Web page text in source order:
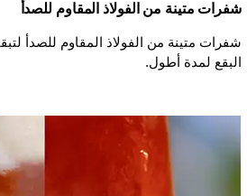
شفرات متينة من الفولاذ المقاوم للصدأ
شفرات متينة من الفولاذ المقاوم للصدأ
البقع لمدة أطول.